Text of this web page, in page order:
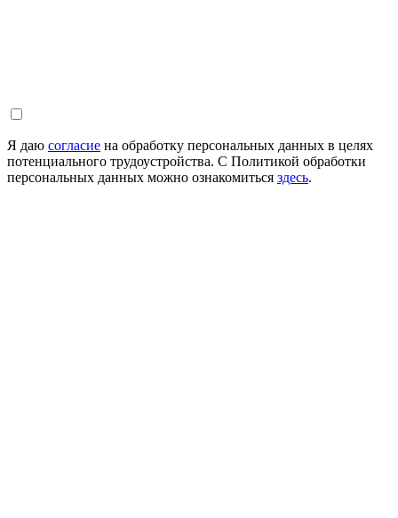
Я даю согласие на обработку персональных данных в целях
потенциального трудоустройства. С Политикой обработки
персональных данных можно ознакомиться здесь.